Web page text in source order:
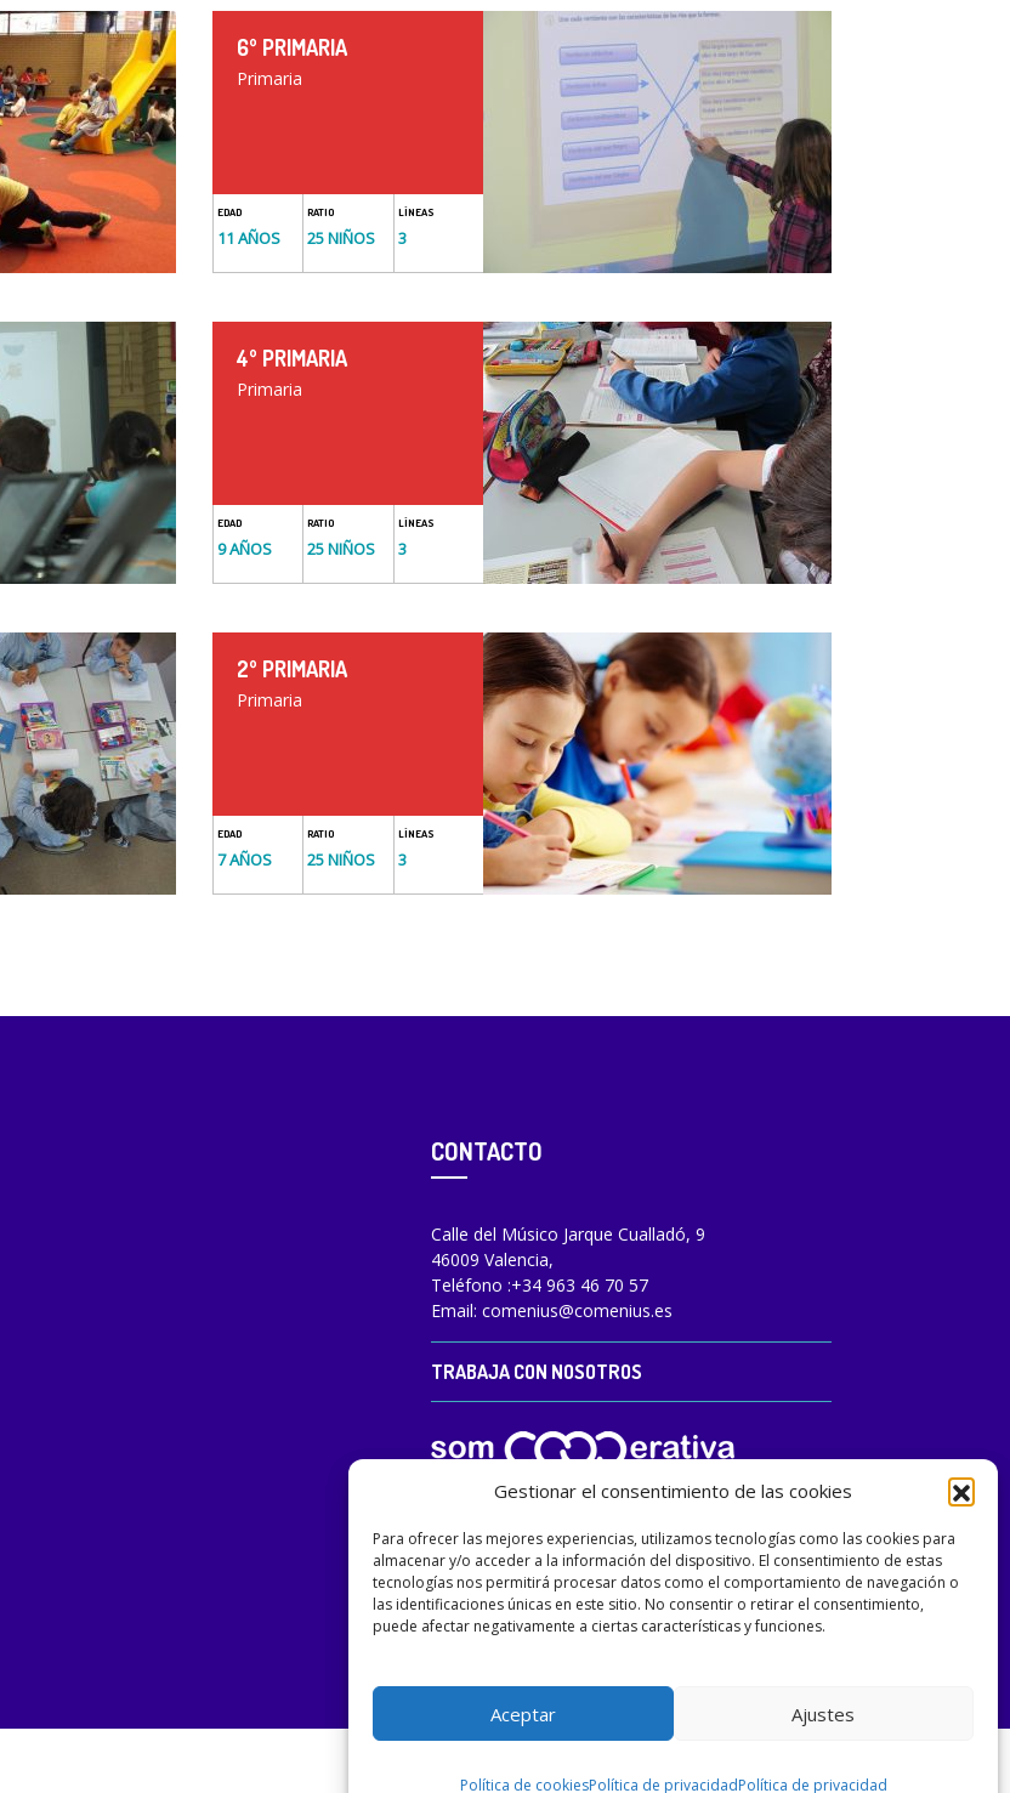
Gestionar el consentimiento de las cookies
Para ofrecer las mejores experiencias, utilizamos tecnologías como las cookies para
almacenar y/o acceder a la información del dispositivo. El consentimiento de estas
tecnologías nos permitirá procesar datos como el comportamiento de navegación o
las identificaciones únicas en este sitio. No consentir o retirar el consentimiento,
puede afectar negativamente a ciertas características y funciones.
Aceptar Ajustes
Política de cookiesPolítica de privacidadPolítica de privacidad
6º PRIMARIA
Primaria
EDAD
11 AÑOS
RATIO
25 NIÑOS
LÍNEAS
3
4º PRIMARIA
Primaria
EDAD
9 AÑOS
RATIO
25 NIÑOS
LÍNEAS
3
2º PRIMARIA
Primaria
EDAD
7 AÑOS
RATIO
25 NIÑOS
LÍNEAS
3
CONTACTO
Calle del Músico Jarque Cualladó, 9
46009 Valencia,
Teléfono :+34 963 46 70 57
Email: comenius@comenius.es
TRABAJA CON NOSOTROS